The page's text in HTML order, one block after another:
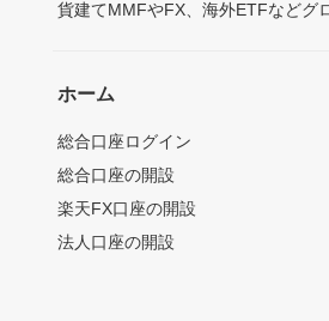
貨建てMMFやFX、海外ETFなどグ
ホーム
総合口座ログイン
総合口座の開設
楽天FX口座の開設
法人口座の開設